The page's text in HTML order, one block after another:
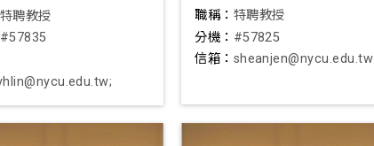
特聘教授
#57835
職稱： 特聘教授
分機： #57825
信箱： sheanjen@nycu.edu.tw